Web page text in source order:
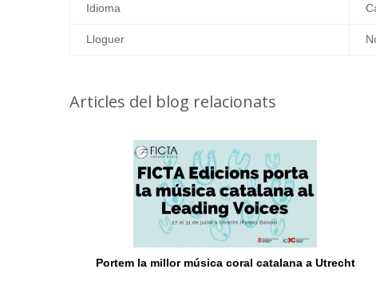
Idioma
Lloguer
Articles del blog relacionats
Portem la millor música coral catalana a Utrecht